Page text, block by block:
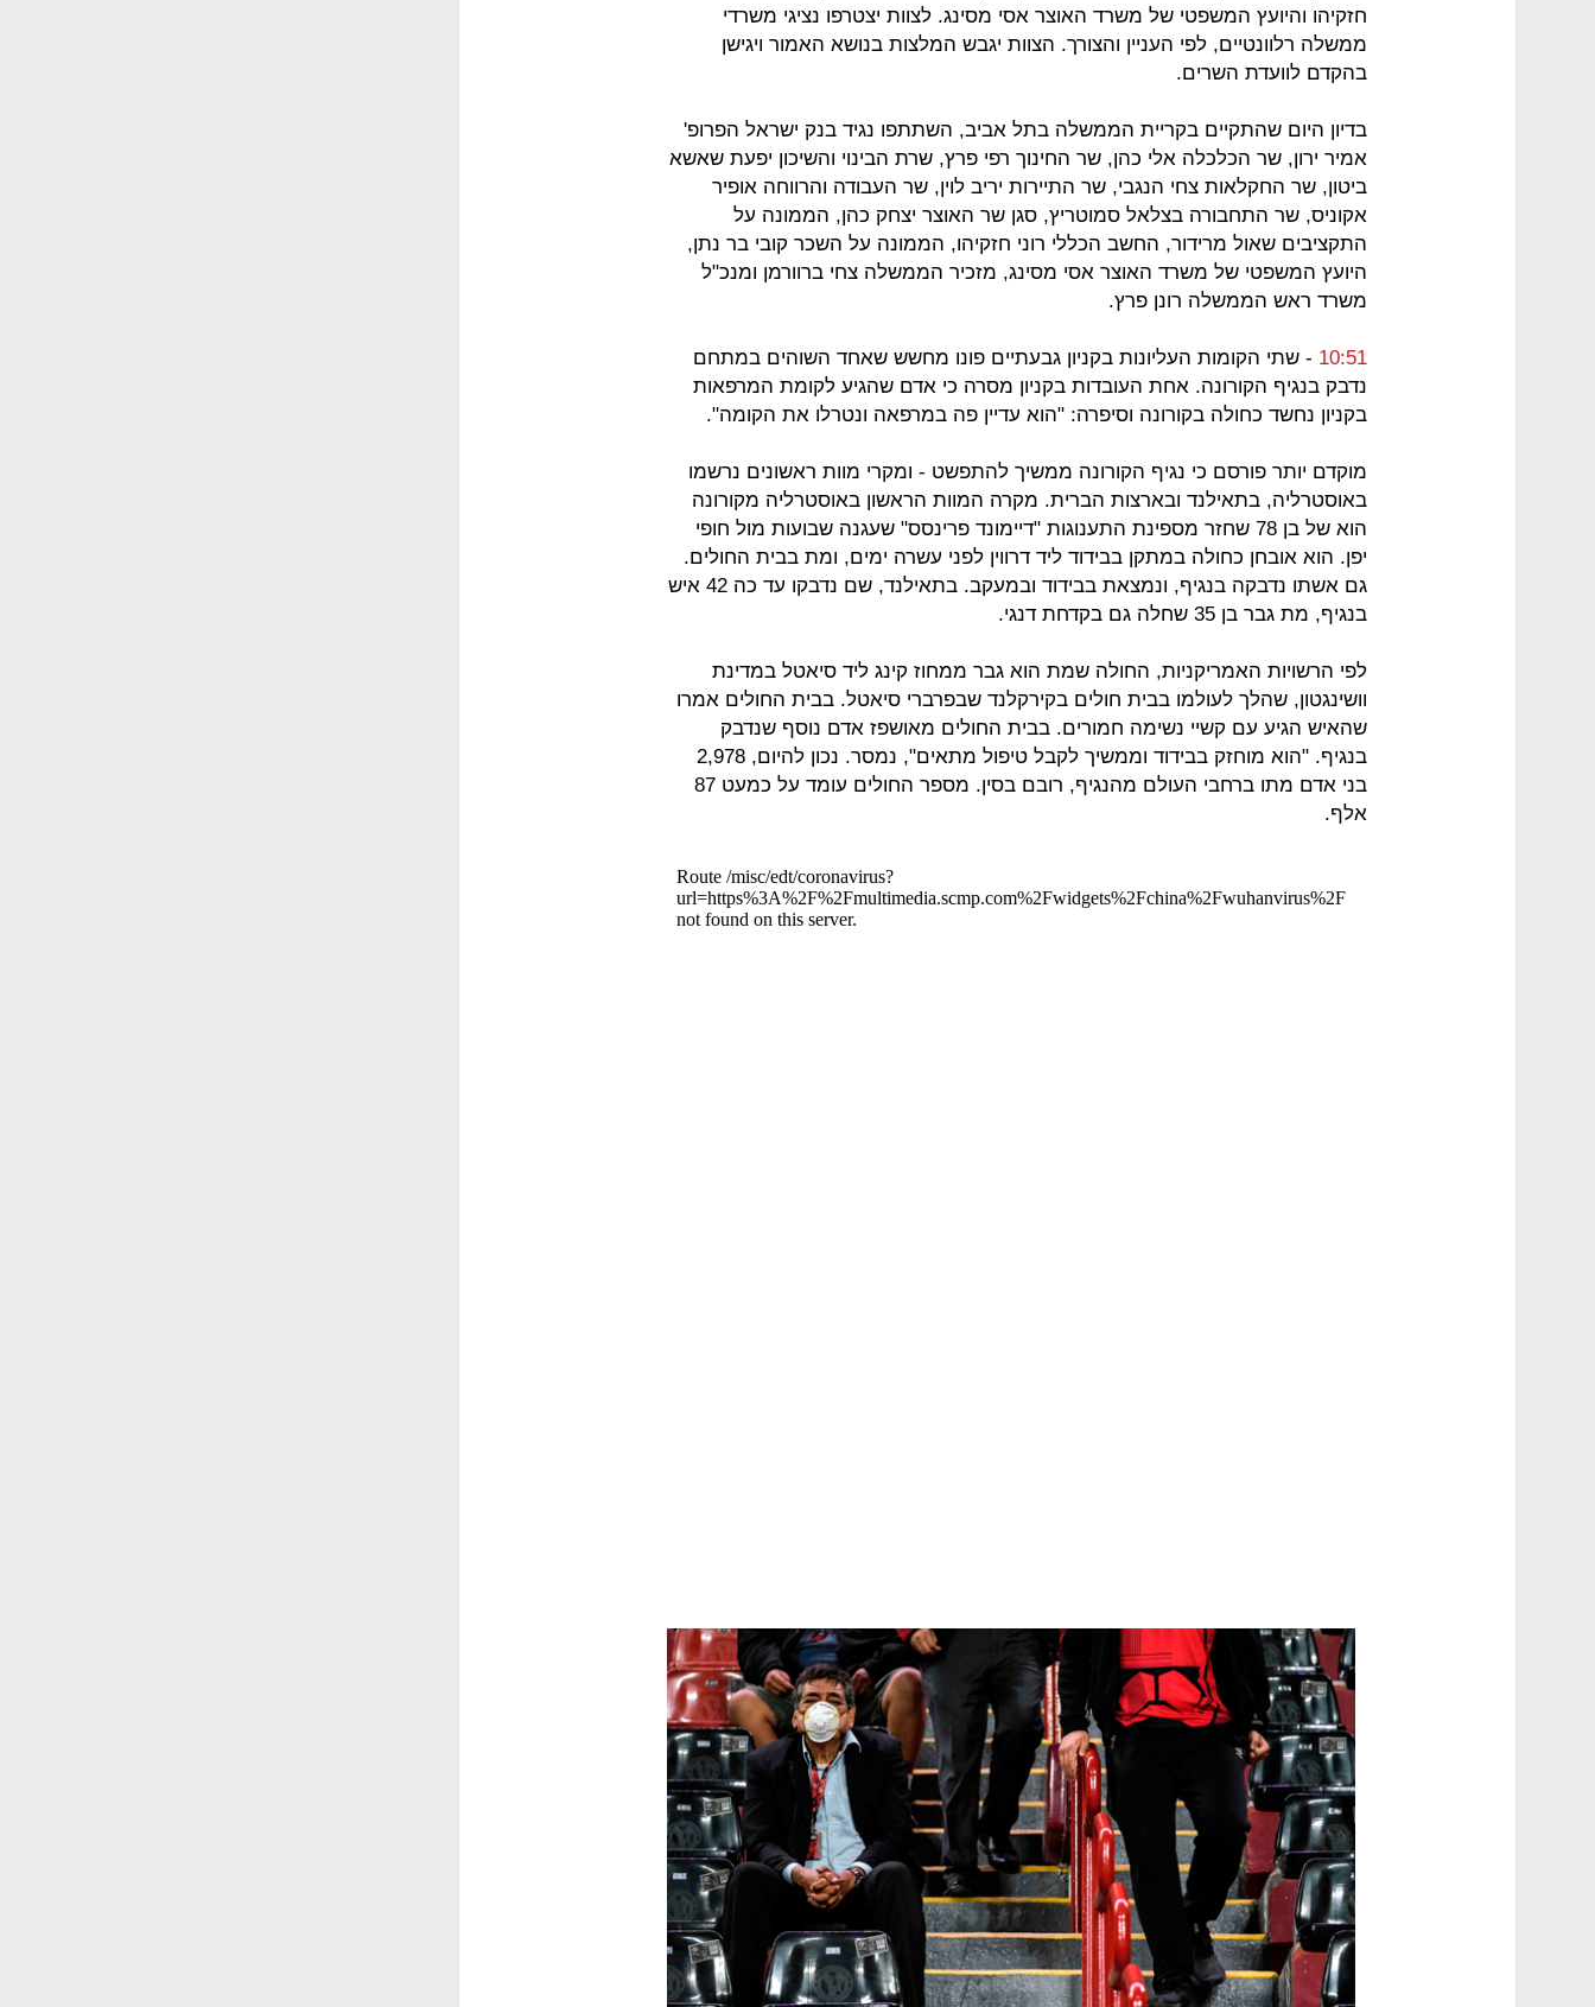
חזקיהו והיועץ המשפטי של משרד האוצר אסי מסינג. לצוות יצטרפו נציגי משרדי
ממשלה רלוונטיים, לפי העניין והצורך. הצוות יגבש המלצות בנושא האמור ויגישן
בהקדם לוועדת השרים.
בדיון היום שהתקיים בקריית הממשלה בתל אביב, השתתפו נגיד בנק ישראל הפרופ'
אמיר ירון, שר הכלכלה אלי כהן, שר החינוך רפי פרץ, שרת הבינוי והשיכון יפעת שאשא
ביטון, שר החקלאות צחי הנגבי, שר התיירות יריב לוין, שר העבודה והרווחה אופיר
אקוניס, שר התחבורה בצלאל סמוטריץ, סגן שר האוצר יצחק כהן, הממונה על
התקציבים שאול מרידור, החשב הכללי רוני חזקיהו, הממונה על השכר קובי בר נתן,
היועץ המשפטי של משרד האוצר אסי מסינג, מזכיר הממשלה צחי ברוורמן ומנכ"ל
משרד ראש הממשלה רונן פרץ.
10:51 - שתי הקומות העליונות בקניון גבעתיים פונו מחשש שאחד השוהים במתחם
נדבק בנגיף הקורונה. אחת העובדות בקניון מסרה כי אדם שהגיע לקומת המרפאות
בקניון נחשד כחולה בקורונה וסיפרה: "הוא עדיין פה במרפאה ונטרלו את הקומה".
מוקדם יותר פורסם כי נגיף הקורונה ממשיך להתפשט - ומקרי מוות ראשונים נרשמו
באוסטרליה, בתאילנד ובארצות הברית. מקרה המוות הראשון באוסטרליה מקורונה
הוא של בן 78 שחזר מספינת התענוגות "דיימונד פרינסס" שעגנה שבועות מול חופי
יפן. הוא אובחן כחולה במתקן בבידוד ליד דרווין לפני עשרה ימים, ומת בבית החולים.
גם אשתו נדבקה בנגיף, ונמצאת בבידוד ובמעקב. בתאילנד, שם נדבקו עד כה 42 איש
בנגיף, מת גבר בן 35 שחלה גם בקדחת דנגי.
לפי הרשויות האמריקניות, החולה שמת הוא גבר ממחוז קינג ליד סיאטל במדינת
וושינגטון, שהלך לעולמו בבית חולים בקירקלנד שבפרברי סיאטל. בבית החולים אמרו
שהאיש הגיע עם קשיי נשימה חמורים. בבית החולים מאושפז אדם נוסף שנדבק
בנגיף. "הוא מוחזק בבידוד וממשיך לקבל טיפול מתאים", נמסר. נכון להיום, 2,978
בני אדם מתו ברחבי העולם מהנגיף, רובם בסין. מספר החולים עומד על כמעט 87
אלף.